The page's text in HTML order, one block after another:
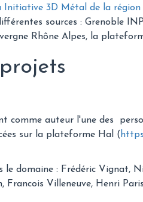
Initiative 3D Métal de la région
sources : Grenoble
Rhône Alpes, la
comme auteur l'une des
sur la plateforme Hal (
le domaine : Frédéric Vignat,
Francois Villeneuve, Henri